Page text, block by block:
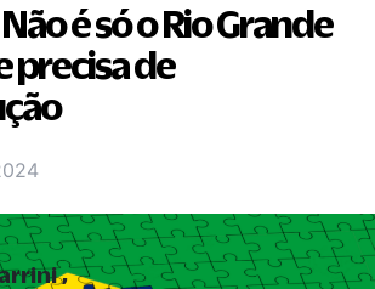
é só o Rio Grande
precisa de